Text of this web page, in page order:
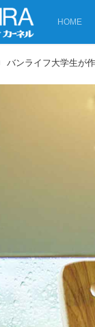
HOME